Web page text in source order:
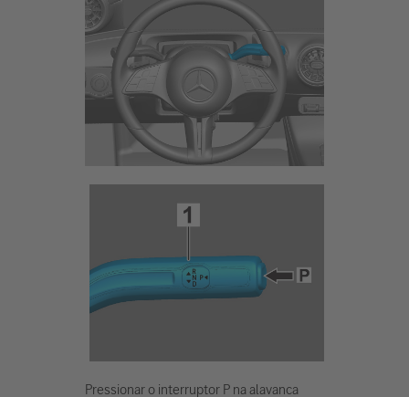
Pressionar o interruptor P na alavanca